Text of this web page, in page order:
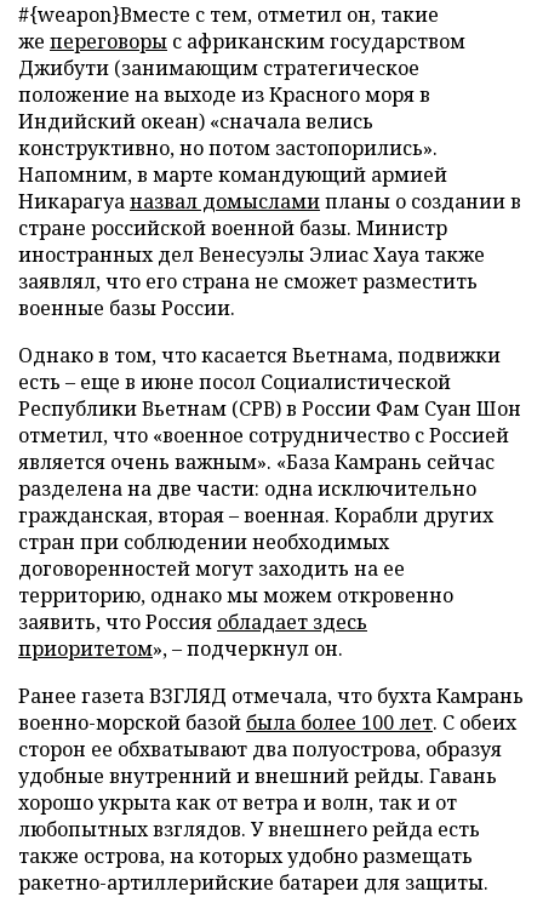
#{weapon}Вместе с тем, отметил он, такие
же переговоры с африканским государством
Джибути (занимающим стратегическое
положение на выходе из Красного моря в
Индийский океан) «сначала велись
конструктивно, но потом застопорились».
Напомним, в марте командующий армией
Никарагуаназвал домысламипланы о создании в
стране российской военной базы. Министр
иностранных дел Венесуэлы Элиас Хауа также
заявлял, что его страна не сможет разместить
военные базы России.
Однако в том, что касается Вьетнама, подвижки
есть – еще в июне посол Социалистической
Республики Вьетнам (СРВ) в России Фам Суан Шон
отметил, что «военное сотрудничество с Россией
является очень важным». «База Камрань сейчас
разделена на две части: одна исключительно
гражданская, вторая – военная. Корабли других
стран при соблюдении необходимых
договоренностей могут заходить на ее
территорию, однако мы можем откровенно
заявить, что Россия обладает здесь
приоритетом», – подчеркнул он.
Ранее газета ВЗГЛЯД отмечала, что бухта Камрань
военно-морской базой была более 100 лет. С обеих
сторон ее обхватывают два полуострова, образуя
удобные внутренний и внешний рейды. Гавань
хорошо укрыта как от ветра и волн, так и от
любопытных взглядов. У внешнего рейда есть
также острова, на которых удобно размещать
ракетно-артиллерийские батареи для защиты.